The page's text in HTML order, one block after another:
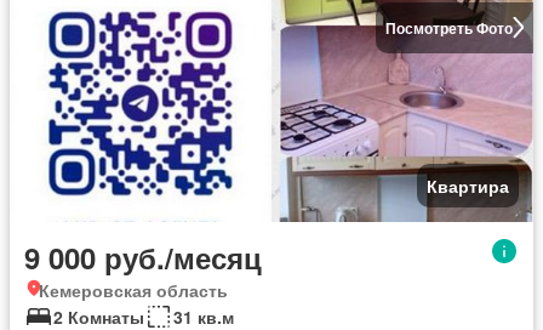
Посмотреть Фото
Квартира
9 000 руб./месяц
Кемеровская область
2 Комнаты
31 кв.м